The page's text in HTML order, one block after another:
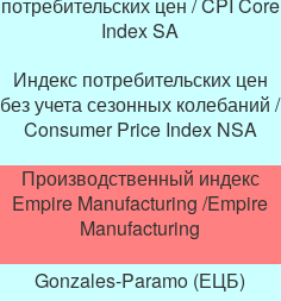
Index SA
Индекс потребительских цен
без учета сезонных колебаний /
Consumer Price Index NSA
Производственный индекс
Empire Manufacturing /Empire
Manufacturing
Gonzales-Paramo (ЕЦБ)